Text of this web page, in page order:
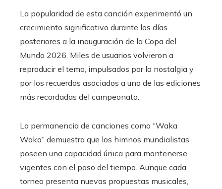
La popularidad de esta canción experimentó un
crecimiento significativo durante los días
posteriores a la inauguración de la Copa del
Mundo 2026. Miles de usuarios volvieron a
reproducir el tema, impulsados por la nostalgia y
por los recuerdos asociados a una de las ediciones
más recordadas del campeonato.
La permanencia de canciones como “Waka
Waka” demuestra que los himnos mundialistas
poseen una capacidad única para mantenerse
vigentes con el paso del tiempo. Aunque cada
torneo presenta nuevas propuestas musicales,